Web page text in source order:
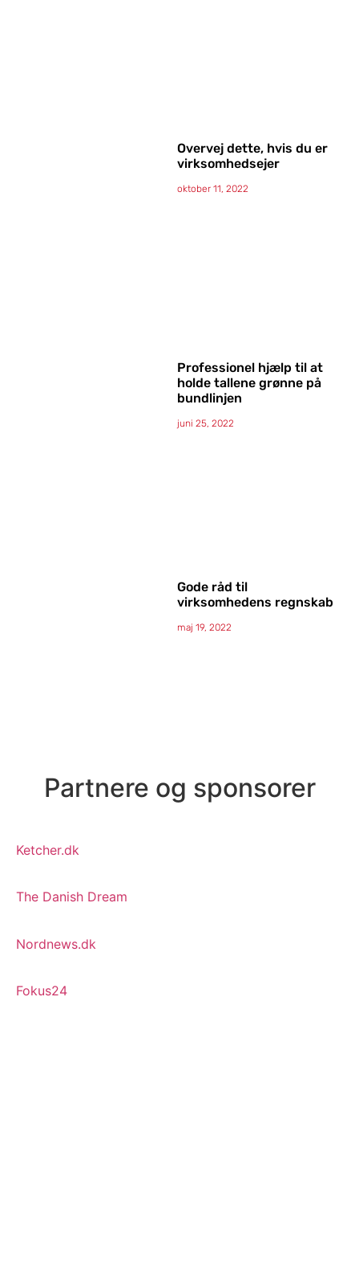
Overvej dette, hvis du er
virksomhedsejer
oktober 11, 2022
Professionel hjælp til at
holde tallene grønne på
bundlinjen
juni 25, 2022
Gode råd til
virksomhedens regnskab
maj 19, 2022
Partnere og sponsorer
Ketcher.dk
The Danish Dream
Nordnews.dk
Fokus24